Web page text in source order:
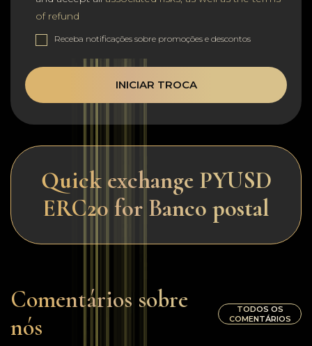
of refund
Receba notificações sobre promoções e descontos
INICIAR TROCA
Quick exchange PYUSD
ERC20 for Banco postal
Comentários sobre
nós
TODOS OS
COMENTÁRIOS